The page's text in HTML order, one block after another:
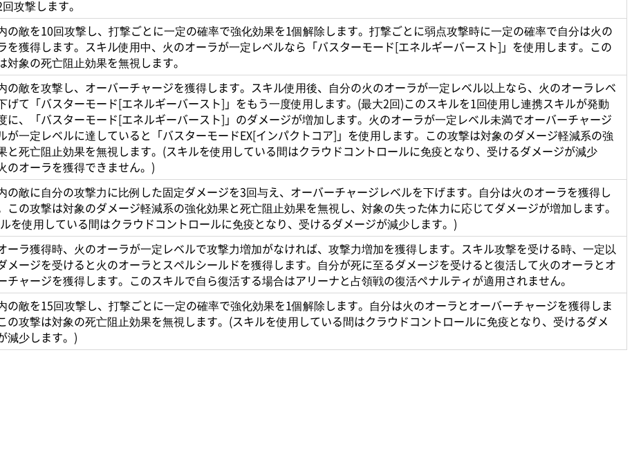
攻撃します。
の敵を10回攻撃し、打撃ごとに一定の確率で強化効果を1個解除します。打撃ごとに弱点攻撃時に一定の確率で自分は火の
を獲得します。スキル使用中、火のオーラが一定レベルなら「バスターモード[エネルギーバースト]」を使用します。この
対象の死亡阻止効果を無視します。
の敵を攻撃し、オーバーチャージを獲得します。スキル使用後、自分の火のオーラが一定レベル以上なら、火のオーラレベ
げて「バスターモード[エネルギーバースト]」をもう一度使用します。(最大2回)このスキルを1回使用し連携スキルが発動
に、「バスターモード[エネルギーバースト]」のダメージが増加します。火のオーラが一定レベル未満でオーバーチャージ
が一定レベルに達していると「バスターモードEX[インパクトコア]」を使用します。この攻撃は対象のダメージ軽減系の強
と死亡阻止効果を無視します。(スキルを使用している間はクラウドコントロールに免疫となり、受けるダメージが減少
のオーラを獲得できません。)
の敵に自分の攻撃力に比例した固定ダメージを3回与え、オーバーチャージレベルを下げます。自分は火のオーラを獲得し
この攻撃は対象のダメージ軽減系の強化効果と死亡阻止効果を無視し、対象の失った体力に応じてダメージが増加します。
を使用している間はクラウドコントロールに免疫となり、受けるダメージが減少します。)
ーラ獲得時、火のオーラが一定レベルで攻撃力増加がなければ、攻撃力増加を獲得します。スキル攻撃を受ける時、一定以
メージを受けると火のオーラとスペルシールドを獲得します。自分が死に至るダメージを受けると復活して火のオーラとオ
チャージを獲得します。このスキルで自ら復活する場合はアリーナと占領戦の復活ペナルティが適用されません。
の敵を15回攻撃し、打撃ごとに一定の確率で強化効果を1個解除します。自分は火のオーラとオーバーチャージを獲得しま
の攻撃は対象の死亡阻止効果を無視します。(スキルを使用している間はクラウドコントロールに免疫となり、受けるダメ
減少します。)